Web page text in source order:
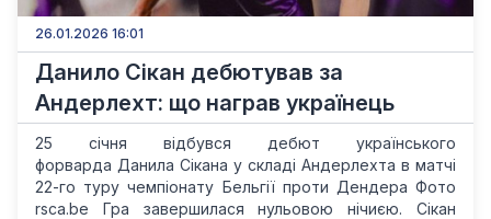
26.01.2026 16:01
Данило Сікан дебютував за
Андерлехт: що награв українець
25 січня відбувся дебют українського
форварда Данила Сікана у складі Андерлехта в матчі
22-го туру чемпіонату Бельгії проти Дендера Фото
rsca.be Гра завершилася нульовою нічиєю. Сікан